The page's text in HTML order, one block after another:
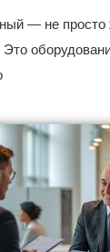
— не просто
Это